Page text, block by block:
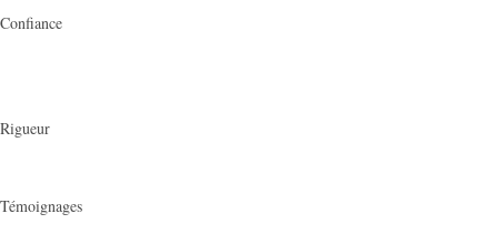
Confiance
Rigueur
Témoignages